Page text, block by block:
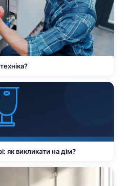
як викликати на дім?